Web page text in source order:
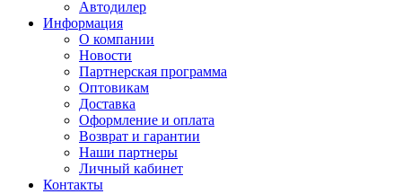
Автодилер
Информация
О компании
Новости
Партнерская программа
Оптовикам
Доставка
Оформление и оплата
Возврат и гарантии
Наши партнеры
Личный кабинет
Контакты